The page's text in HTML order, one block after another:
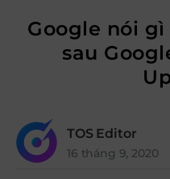
Google nói
sau
TOS Editor
16 tháng 9, 2020